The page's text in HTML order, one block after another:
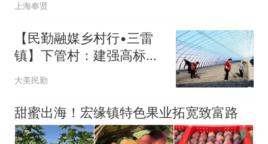
上海奉贤
【民勤融媒乡村行•三雷
镇】下管村：建强高标准
日光温室 跑出产业富民
大美民勤
甜蜜出海！宏缘镇特色果业拓宽致富路